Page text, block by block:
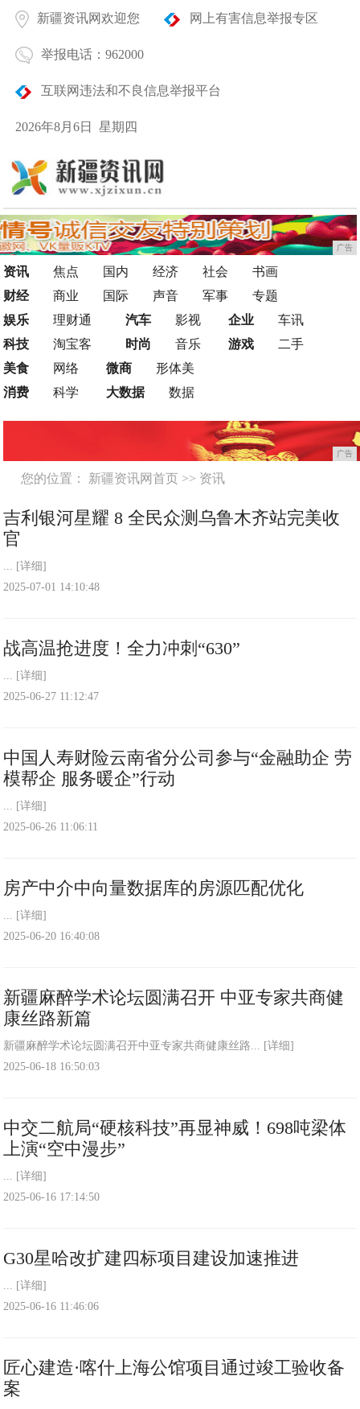
新疆资讯网欢迎您 网上有害信息举报专区
举报电话：962000
互联网违法和不良信息举报平台
2026年8月6日 星期四
广告
资讯 焦点 国内 经济 社会
书画
财经
商业 国际 声音 军事
专题
娱乐
理财通
科技
淘宝客
汽车
影视
时尚
音乐
企业
车讯
游戏
二手
美食
网络
消费
科学
微商
形体美
大数据
数据
广告
您的位置： 新疆资讯网首页 >> 资讯
吉利银河星耀 8 全民众测乌鲁木齐站完美收
官
... [详细]
2025-07-01 14:10:48
战高温抢进度！全力冲刺“630”
... [详细]
2025-06-27 11:12:47
中国人寿财险云南省分公司参与“金融助企 劳
模帮企 服务暖企”行动
... [详细]
2025-06-26 11:06:11
房产中介中向量数据库的房源匹配优化
... [详细]
2025-06-20 16:40:08
新疆麻醉学术论坛圆满召开 中亚专家共商健
康丝路新篇
新疆麻醉学术论坛圆满召开中亚专家共商健康丝路... [详细]
2025-06-18 16:50:03
中交二航局“硬核科技”再显神威！698吨梁体
上演“空中漫步”
... [详细]
2025-06-16 17:14:50
G30星哈改扩建四标项目建设加速推进
... [详细]
2025-06-16 11:46:06
匠心建造·喀什上海公馆项目通过竣工验收备
案